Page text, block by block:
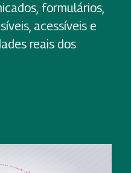
formulários,
acessíveis e
reais dos